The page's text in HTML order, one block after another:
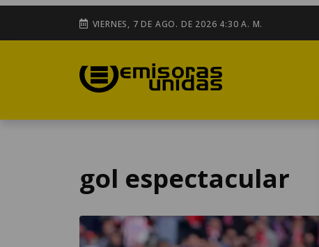
VIERNES, 7 DE AGO. DE 2026 4:30 A. M.
gol espectacular